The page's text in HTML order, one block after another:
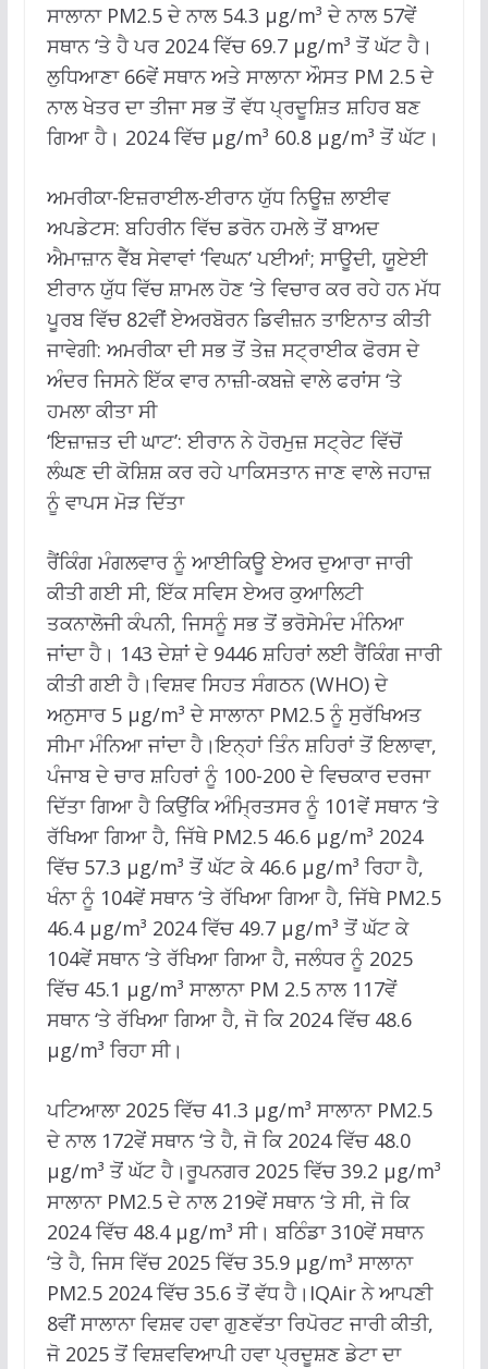
ਸਾਲਾਨਾ PM2.5 ਦੇ ਨਾਲ 54.3 µg/m³ ਦੇ ਨਾਲ 57ਵੇਂ
ਸਥਾਨ ‘ਤੇ ਹੈ ਪਰ 2024 ਵਿੱਚ 69.7 µg/m³ ਤੋਂ ਘੱਟ ਹੈ।
ਲੁਧਿਆਣਾ 66ਵੇਂ ਸਥਾਨ ਅਤੇ ਸਾਲਾਨਾ ਔਸਤ PM 2.5 ਦੇ
ਨਾਲ ਖੇਤਰ ਦਾ ਤੀਜਾ ਸਭ ਤੋਂ ਵੱਧ ਪ੍ਰਦੂਸ਼ਿਤ ਸ਼ਹਿਰ ਬਣ
ਗਿਆ ਹੈ। 2024 ਵਿੱਚ µg/m³ 60.8 µg/m³ ਤੋਂ ਘੱਟ।
ਅਮਰੀਕਾ-ਇਜ਼ਰਾਈਲ-ਈਰਾਨ ਯੁੱਧ ਨਿਊਜ਼ ਲਾਈਵ
ਅਪਡੇਟਸ: ਬਹਿਰੀਨ ਵਿੱਚ ਡਰੋਨ ਹਮਲੇ ਤੋਂ ਬਾਅਦ
ਐਮਾਜ਼ਾਨ ਵੈੱਬ ਸੇਵਾਵਾਂ ‘ਵਿਘਨ’ ਪਈਆਂ; ਸਾਊਦੀ, ਯੂਏਈ
ਈਰਾਨ ਯੁੱਧ ਵਿੱਚ ਸ਼ਾਮਲ ਹੋਣ ‘ਤੇ ਵਿਚਾਰ ਕਰ ਰਹੇ ਹਨ ਮੱਧ
ਪੂਰਬ ਵਿੱਚ 82ਵੀਂ ਏਅਰਬੋਰਨ ਡਿਵੀਜ਼ਨ ਤਾਇਨਾਤ ਕੀਤੀ
ਜਾਵੇਗੀ: ਅਮਰੀਕਾ ਦੀ ਸਭ ਤੋਂ ਤੇਜ਼ ਸਟ੍ਰਾਈਕ ਫੋਰਸ ਦੇ
ਅੰਦਰ ਜਿਸਨੇ ਇੱਕ ਵਾਰ ਨਾਜ਼ੀ-ਕਬਜ਼ੇ ਵਾਲੇ ਫਰਾਂਸ ‘ਤੇ
ਹਮਲਾ ਕੀਤਾ ਸੀ
‘ਇਜ਼ਾਜ਼ਤ ਦੀ ਘਾਟ’: ਈਰਾਨ ਨੇ ਹੋਰਮੁਜ਼ ਸਟ੍ਰੇਟ ਵਿੱਚੋਂ
ਲੰਘਣ ਦੀ ਕੋਸ਼ਿਸ਼ ਕਰ ਰਹੇ ਪਾਕਿਸਤਾਨ ਜਾਣ ਵਾਲੇ ਜਹਾਜ਼
ਨੂੰ ਵਾਪਸ ਮੋੜ ਦਿੱਤਾ
ਰੈਂਕਿੰਗ ਮੰਗਲਵਾਰ ਨੂੰ ਆਈਕਿਊ ਏਅਰ ਦੁਆਰਾ ਜਾਰੀ
ਕੀਤੀ ਗਈ ਸੀ, ਇੱਕ ਸਵਿਸ ਏਅਰ ਕੁਆਲਿਟੀ
ਤਕਨਾਲੋਜੀ ਕੰਪਨੀ, ਜਿਸਨੂੰ ਸਭ ਤੋਂ ਭਰੋਸੇਮੰਦ ਮੰਨਿਆ
ਜਾਂਦਾ ਹੈ। 143 ਦੇਸ਼ਾਂ ਦੇ 9446 ਸ਼ਹਿਰਾਂ ਲਈ ਰੈਂਕਿੰਗ ਜਾਰੀ
ਕੀਤੀ ਗਈ ਹੈ।ਵਿਸ਼ਵ ਸਿਹਤ ਸੰਗਠਨ (WHO) ਦੇ
ਅਨੁਸਾਰ 5 µg/m³ ਦੇ ਸਾਲਾਨਾ PM2.5 ਨੂੰ ਸੁਰੱਖਿਅਤ
ਸੀਮਾ ਮੰਨਿਆ ਜਾਂਦਾ ਹੈ।ਇਨ੍ਹਾਂ ਤਿੰਨ ਸ਼ਹਿਰਾਂ ਤੋਂ ਇਲਾਵਾ,
ਪੰਜਾਬ ਦੇ ਚਾਰ ਸ਼ਹਿਰਾਂ ਨੂੰ 100-200 ਦੇ ਵਿਚਕਾਰ ਦਰਜਾ
ਦਿੱਤਾ ਗਿਆ ਹੈ ਕਿਉਂਕਿ ਅੰਮ੍ਰਿਤਸਰ ਨੂੰ 101ਵੇਂ ਸਥਾਨ ‘ਤੇ
ਰੱਖਿਆ ਗਿਆ ਹੈ, ਜਿੱਥੇ PM2.5 46.6 µg/m³ 2024
ਵਿੱਚ 57.3 µg/m³ ਤੋਂ ਘੱਟ ਕੇ 46.6 µg/m³ ਰਿਹਾ ਹੈ,
ਖੰਨਾ ਨੂੰ 104ਵੇਂ ਸਥਾਨ ‘ਤੇ ਰੱਖਿਆ ਗਿਆ ਹੈ, ਜਿੱਥੇ PM2.5
46.4 µg/m³ 2024 ਵਿੱਚ 49.7 µg/m³ ਤੋਂ ਘੱਟ ਕੇ
104ਵੇਂ ਸਥਾਨ ‘ਤੇ ਰੱਖਿਆ ਗਿਆ ਹੈ, ਜਲੰਧਰ ਨੂੰ 2025
ਵਿੱਚ 45.1 µg/m³ ਸਾਲਾਨਾ PM 2.5 ਨਾਲ 117ਵੇਂ
ਸਥਾਨ ‘ਤੇ ਰੱਖਿਆ ਗਿਆ ਹੈ, ਜੋ ਕਿ 2024 ਵਿੱਚ 48.6
µg/m³ ਰਿਹਾ ਸੀ।
ਪਟਿਆਲਾ 2025 ਵਿੱਚ 41.3 µg/m³ ਸਾਲਾਨਾ PM2.5
ਦੇ ਨਾਲ 172ਵੇਂ ਸਥਾਨ ‘ਤੇ ਹੈ, ਜੋ ਕਿ 2024 ਵਿੱਚ 48.0
µg/m³ ਤੋਂ ਘੱਟ ਹੈ।ਰੂਪਨਗਰ 2025 ਵਿੱਚ 39.2 µg/m³
ਸਾਲਾਨਾ PM2.5 ਦੇ ਨਾਲ 219ਵੇਂ ਸਥਾਨ ‘ਤੇ ਸੀ, ਜੋ ਕਿ
2024 ਵਿੱਚ 48.4 µg/m³ ਸੀ। ਬਠਿੰਡਾ 310ਵੇਂ ਸਥਾਨ
‘ਤੇ ਹੈ, ਜਿਸ ਵਿੱਚ 2025 ਵਿੱਚ 35.9 µg/m³ ਸਾਲਾਨਾ
PM2.5 2024 ਵਿੱਚ 35.6 ਤੋਂ ਵੱਧ ਹੈ।IQAir ਨੇ ਆਪਣੀ
8ਵੀਂ ਸਾਲਾਨਾ ਵਿਸ਼ਵ ਹਵਾ ਗੁਣਵੱਤਾ ਰਿਪੋਰਟ ਜਾਰੀ ਕੀਤੀ,
ਜੋ 2025 ਤੋਂ ਵਿਸ਼ਵਵਿਆਪੀ ਹਵਾ ਪ੍ਰਦੂਸ਼ਣ ਡੇਟਾ ਦਾ